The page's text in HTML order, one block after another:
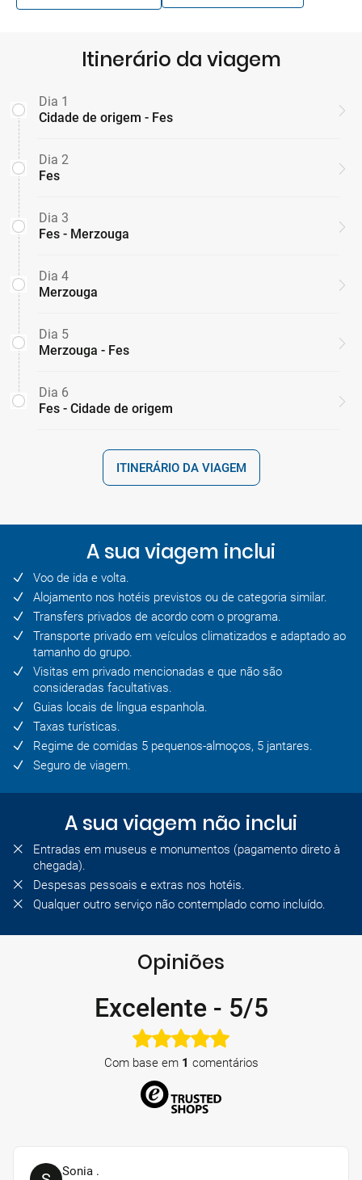
Itinerário da viagem
Dia 1
Cidade de origem - Fes
Dia 2
Fes
Dia 3
Fes - Merzouga
Dia 4
Merzouga
Dia 5
Merzouga - Fes
Dia 6
Fes - Cidade de origem
ITINERÁRIO DA VIAGEM
A sua viagem inclui
Voo de ida e volta.
Alojamento nos hotéis previstos ou de categoria similar.
Transfers privados de acordo com o programa.
Transporte privado em veículos climatizados e adaptado ao
tamanho do grupo.
Visitas em privado mencionadas e que não são
consideradas facultativas.
Guias locais de língua espanhola.
Taxas turísticas.
Regime de comidas 5 pequenos-almoços, 5 jantares.
Seguro de viagem.
A sua viagem não inclui
Entradas em museus e monumentos (pagamento direto à
chegada).
Despesas pessoais e extras nos hotéis.
Qualquer outro serviço não contemplado como incluído.
Opiniões
Excelente- 5/5
Com base em 1 comentários
Sonia .